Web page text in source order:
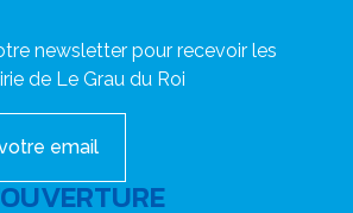
newsletter pour recevoir les
de Le Grau du Roi
email